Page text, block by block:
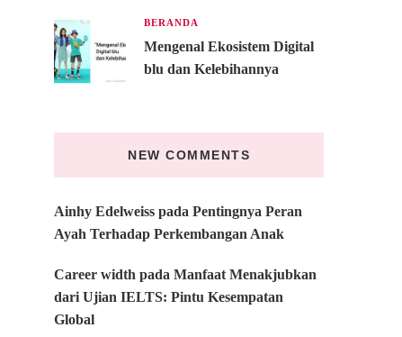
BERANDA
Mengenal Ekosistem Digital
blu dan Kelebihannya
NEW COMMENTS
Ainhy Edelweiss pada Pentingnya Peran
Ayah Terhadap Perkembangan Anak
Career width pada Manfaat Menakjubkan
dari Ujian IELTS: Pintu Kesempatan
Global